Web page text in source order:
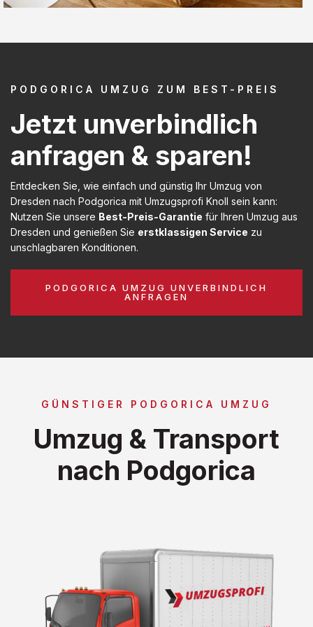
PODGORICA UMZUG ZUM BEST-PREIS
Jetzt unverbindlich
anfragen & sparen!
Entdecken Sie, wie einfach und günstig Ihr Umzug von
Dresden nach Podgorica mit Umzugsprofi Knoll sein kann:
Nutzen Sie unsere Best-Preis-Garantie für Ihren Umzug aus
Dresden und genießen Sie erstklassigen Service zu
unschlagbaren Konditionen.
PODGORICA UMZUG UNVERBINDLICH
ANFRAGEN
GÜNSTIGER PODGORICA UMZUG
Umzug & Transport
nach Podgorica